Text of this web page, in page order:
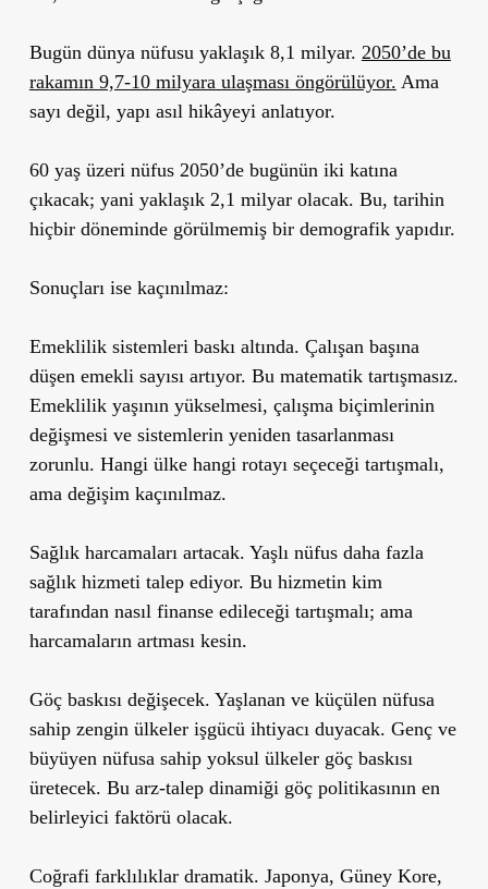
Bugün dünya nüfusu yaklaşık 8,1 milyar. 2050’de bu
rakamın 9,7-10 milyara ulaşması öngörülüyor. Ama
sayı değil, yapı asıl hikâyeyi anlatıyor.
60 yaş üzeri nüfus 2050’de bugünün iki katına
çıkacak; yani yaklaşık 2,1 milyar olacak. Bu, tarihin
hiçbir döneminde görülmemiş bir demografik yapıdır.
Sonuçları ise kaçınılmaz:
Emeklilik sistemleri baskı altında. Çalışan başına
düşen emekli sayısı artıyor. Bu matematik tartışmasız.
Emeklilik yaşının yükselmesi, çalışma biçimlerinin
değişmesi ve sistemlerin yeniden tasarlanması
zorunlu. Hangi ülke hangi rotayı seçeceği tartışmalı,
ama değişim kaçınılmaz.
Sağlık harcamaları artacak. Yaşlı nüfus daha fazla
sağlık hizmeti talep ediyor. Bu hizmetin kim
tarafından nasıl finanse edileceği tartışmalı; ama
harcamaların artması kesin.
Göç baskısı değişecek. Yaşlanan ve küçülen nüfusa
sahip zengin ülkeler işgücü ihtiyacı duyacak. Genç ve
büyüyen nüfusa sahip yoksul ülkeler göç baskısı
üretecek. Bu arz-talep dinamiği göç politikasının en
belirleyici faktörü olacak.
Coğrafi farklılıklar dramatik. Japonya, Güney Kore,